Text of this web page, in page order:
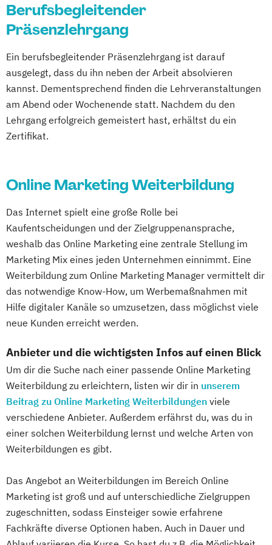
Berufsbegleitender
Präsenzlehrgang
Ein berufsbegleitender Präsenzlehrgang ist darauf
ausgelegt, dass du ihn neben der Arbeit absolvieren
kannst. Dementsprechend finden die Lehrveranstaltungen
am Abend oder Wochenende statt. Nachdem du den
Lehrgang erfolgreich gemeistert hast, erhältst du ein
Zertifikat.
Online Marketing Weiterbildung
Das Internet spielt eine große Rolle bei
Kaufentscheidungen und der Zielgruppenansprache,
weshalb das Online Marketing eine zentrale Stellung im
Marketing Mix eines jeden Unternehmen einnimmt. Eine
Weiterbildung zum Online Marketing Manager vermittelt dir
das notwendige Know-How, um Werbemaßnahmen mit
Hilfe digitaler Kanäle so umzusetzen, dass möglichst viele
neue Kunden erreicht werden.
Anbieter und die wichtigsten Infos auf einen Blick
Um dir die Suche nach einer passende Online Marketing
Weiterbildung zu erleichtern, listen wir dir in unserem
Beitrag zu Online Marketing Weiterbildungen viele
verschiedene Anbieter. Außerdem erfährst du, was du in
einer solchen Weiterbildung lernst und welche Arten von
Weiterbildungen es gibt.
Das Angebot an Weiterbildungen im Bereich Online
Marketing ist groß und auf unterschiedliche Zielgruppen
zugeschnitten, sodass Einsteiger sowie erfahrene
Fachkräfte diverse Optionen haben. Auch in Dauer und